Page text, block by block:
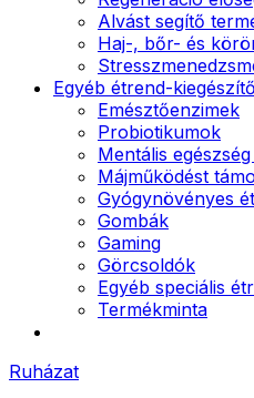
Alvást segítő
Haj-, bőr- és
Egyéb étrend-
Emésztőenzimek
Probiotikumok
Mentális
Májműködést
Gyógynövényes
Gombák
Gaming
Görcsoldók
Egyéb speciális
Termékminta
Ruházat